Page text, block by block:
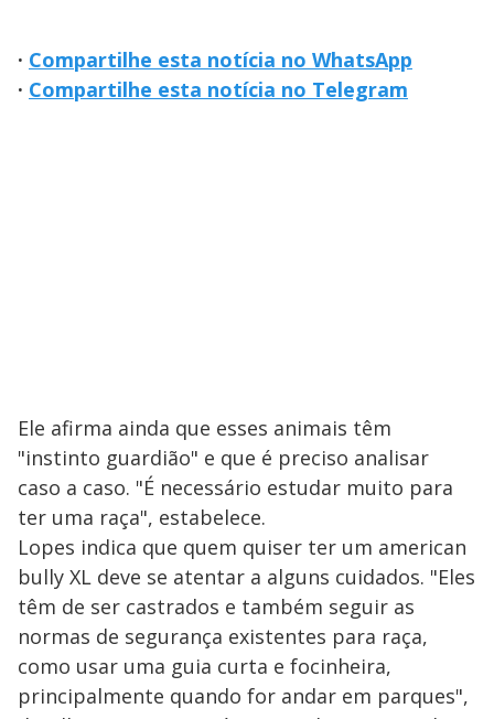
· Compartilhe esta notícia no WhatsApp
· Compartilhe esta notícia no Telegram
Ele afirma ainda que esses animais têm
"instinto guardião" e que é preciso analisar
caso a caso. "É necessário estudar muito para
ter uma raça", estabelece.
Lopes indica que quem quiser ter um american
bully XL deve se atentar a alguns cuidados. "Eles
têm de ser castrados e também seguir as
normas de segurança existentes para raça,
como usar uma guia curta e focinheira,
principalmente quando for andar em parques",